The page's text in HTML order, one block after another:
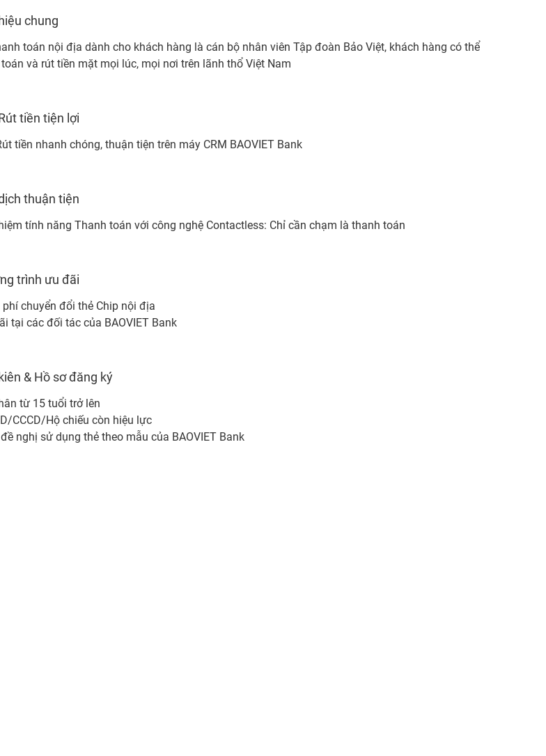
chung
toán nội địa dành cho khách hàng là cán bộ nhân viên Tập đoàn Bảo Việt, khách hàng có thể
và rút tiền mặt mọi lúc, mọi nơi trên lãnh thổ Việt Nam
tiền tiện lợi
tiền nhanh chóng, thuận tiện trên máy CRM BAOVIET Bank
thuận tiện
tính năng Thanh toán với công nghệ Contactless: Chỉ cần chạm là thanh toán
trình ưu đãi
phí chuyển đổi thẻ Chip nội địa
tại các đối tác của BAOVIET Bank
& Hồ sơ đăng ký
từ 15 tuổi trở lên
CCCD/Hộ chiếu còn hiệu lực
nghị sử dụng thẻ theo mẫu của BAOVIET Bank